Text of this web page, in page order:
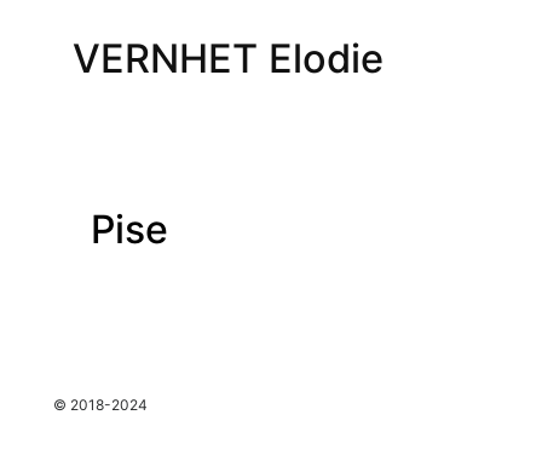
VERNHET Elodie
Pise
© 2018-2024